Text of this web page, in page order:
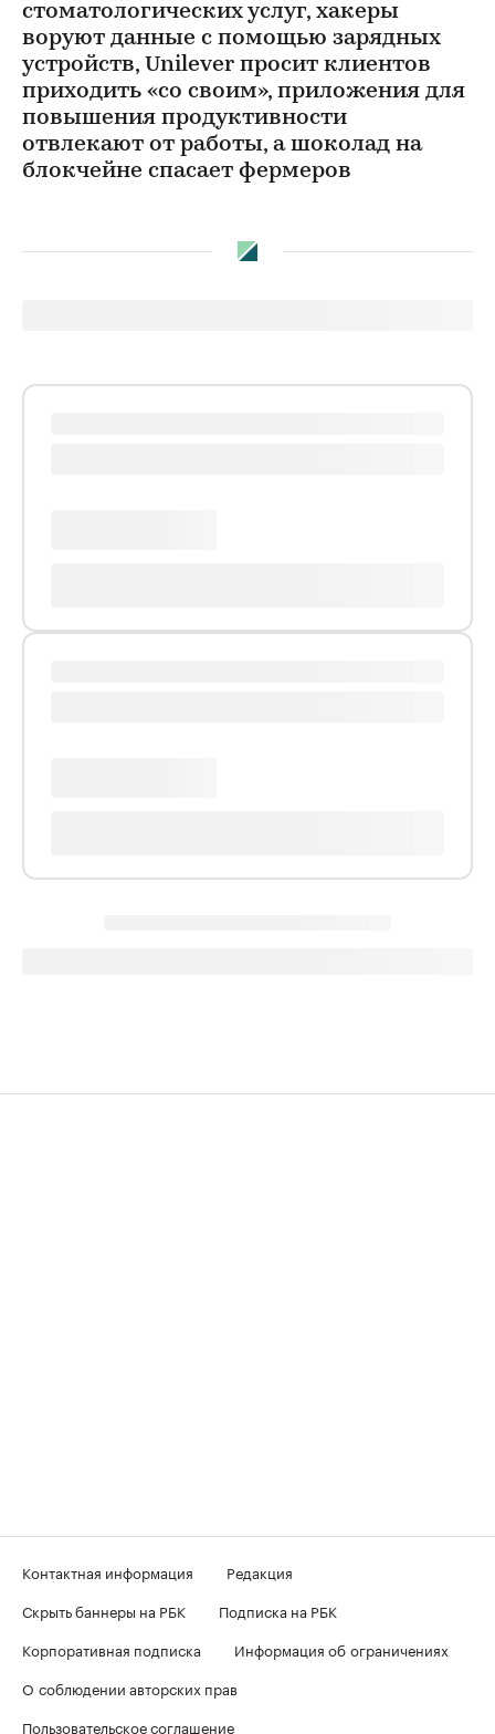
стоматологических услуг, хакеры
воруют данные с помощью зарядных
устройств, Unilever просит клиентов
приходить «со своим», приложения для
повышения продуктивности
отвлекают от работы, а шоколад на
блокчейне спасает фермеров
Контактная информация
Редакция
Скрыть баннеры на РБК
Подписка на РБК
Корпоративная подписка
Информация об ограничениях
О соблюдении авторских прав
Пользовательское соглашение